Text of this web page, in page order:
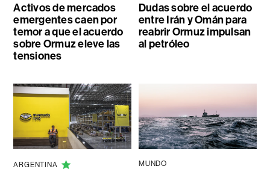
Activos de mercados
emergentes caen por
temor a que el acuerdo
sobre Ormuz eleve las
tensiones
Dudas sobre el acuerdo
entre Irán y Omán para
reabrir Ormuz impulsan
al petróleo
ARGENTINA MUNDO